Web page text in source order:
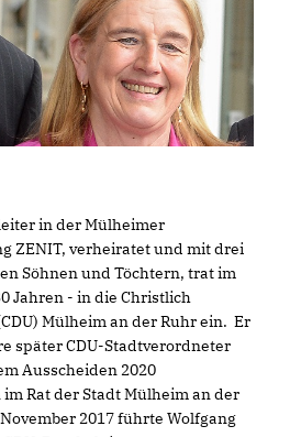
in der Mülheimer
ZENIT, verheiratet und mit drei
Söhnen und Töchtern, trat im
Jahren - in die Christlich
Mülheim an der Ruhr ein. Er
später CDU-Stadtverordneter
Ausscheiden 2020
Rat der Stadt Mülheim an der
2017 führte Wolfgang